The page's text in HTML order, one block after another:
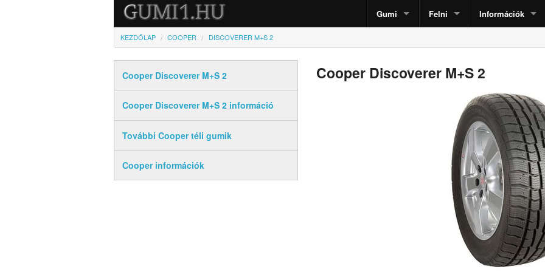
Gumi Felni Információk
KEZDŐLAP COOPER DISCOVERER M+S 2
Cooper Discoverer M+S 2
Cooper Discoverer M+S 2 információ
További Cooper téli gumik
Cooper információk
Cooper Discoverer M+S 2